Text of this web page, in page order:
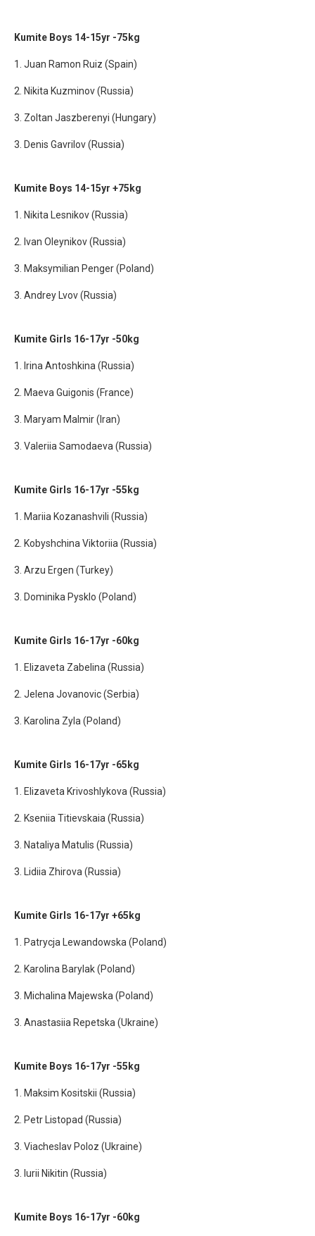
Kumite Boys 14-15yr -75kg
1. Juan Ramon Ruiz (Spain)
2. Nikita Kuzminov (Russia)
3. Zoltan Jaszberenyi (Hungary)
3. Denis Gavrilov (Russia)
Kumite Boys 14-15yr +75kg
1. Nikita Lesnikov (Russia)
2. Ivan Oleynikov (Russia)
3. Maksymilian Penger (Poland)
3. Andrey Lvov (Russia)
Kumite Girls 16-17yr -50kg
1. Irina Antoshkina (Russia)
2. Maeva Guigonis (France)
3. Maryam Malmir (Iran)
3. Valeriia Samodaeva (Russia)
Kumite Girls 16-17yr -55kg
1. Mariia Kozanashvili (Russia)
2. Kobyshchina Viktoriia (Russia)
3. Arzu Ergen (Turkey)
3. Dominika Pysklo (Poland)
Kumite Girls 16-17yr -60kg
1. Elizaveta Zabelina (Russia)
2. Jelena Jovanovic (Serbia)
3. Karolina Zyla (Poland)
Kumite Girls 16-17yr -65kg
1. Elizaveta Krivoshlykova (Russia)
2. Kseniia Titievskaia (Russia)
3. Nataliya Matulis (Russia)
3. Lidiia Zhirova (Russia)
Kumite Girls 16-17yr +65kg
1. Patrycja Lewandowska (Poland)
2. Karolina Barylak (Poland)
3. Michalina Majewska (Poland)
3. Anastasiia Repetska (Ukraine)
Kumite Boys 16-17yr -55kg
1. Maksim Kositskii (Russia)
2. Petr Listopad (Russia)
3. Viacheslav Poloz (Ukraine)
3. Iurii Nikitin (Russia)
Kumite Boys 16-17yr -60kg